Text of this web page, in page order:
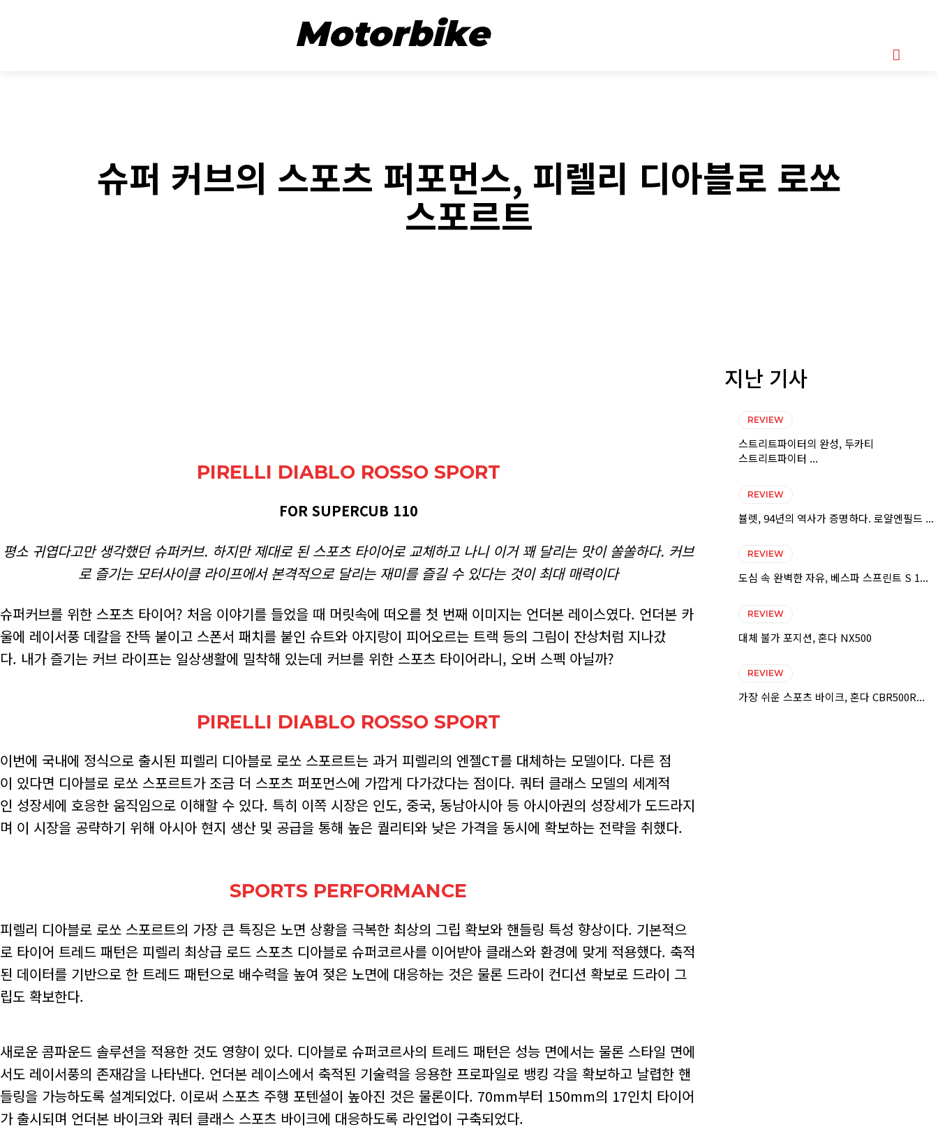
Motorbike
슈퍼 커브의 스포츠 퍼포먼스, 피렐리 디아블로 로쏘
스포르트
PIRELLI DIABLO ROSSO SPORT
FOR SUPERCUB 110
평소 귀엽다고만 생각했던 슈퍼커브. 하지만 제대로 된 스포츠 타이어로 교체하고 나니 이거 꽤 달리는 맛이 쏠쏠하다. 커브
로 즐기는 모터사이클 라이프에서 본격적으로 달리는 재미를 즐길 수 있다는 것이 최대 매력이다
슈퍼커브를 위한 스포츠 타이어? 처음 이야기를 들었을 때 머릿속에 떠오를 첫 번째 이미지는 언더본 레이스였다. 언더본 카
울에 레이서풍 데칼을 잔뜩 붙이고 스폰서 패치를 붙인 슈트와 아지랑이 피어오르는 트랙 등의 그림이 잔상처럼 지나갔
다. 내가 즐기는 커브 라이프는 일상생활에 밀착해 있는데 커브를 위한 스포츠 타이어라니, 오버 스펙 아닐까?
PIRELLI DIABLO ROSSO SPORT
이번에 국내에 정식으로 출시된 피렐리 디아블로 로쏘 스포르트는 과거 피렐리의 엔젤CT를 대체하는 모델이다. 다른 점
이 있다면 디아블로 로쏘 스포르트가 조금 더 스포츠 퍼포먼스에 가깝게 다가갔다는 점이다. 쿼터 클래스 모델의 세계적
인 성장세에 호응한 움직임으로 이해할 수 있다. 특히 이쪽 시장은 인도, 중국, 동남아시아 등 아시아권의 성장세가 도드라지
며 이 시장을 공략하기 위해 아시아 현지 생산 및 공급을 통해 높은 퀄리티와 낮은 가격을 동시에 확보하는 전략을 취했다.
SPORTS PERFORMANCE
피렐리 디아블로 로쏘 스포르트의 가장 큰 특징은 노면 상황을 극복한 최상의 그립 확보와 핸들링 특성 향상이다. 기본적으
로 타이어 트레드 패턴은 피렐리 최상급 로드 스포츠 디아블로 슈퍼코르사를 이어받아 클래스와 환경에 맞게 적용했다. 축적
된 데이터를 기반으로 한 트레드 패턴으로 배수력을 높여 젖은 노면에 대응하는 것은 물론 드라이 컨디션 확보로 드라이 그
립도 확보한다.
새로운 콤파운드 솔루션을 적용한 것도 영향이 있다. 디아블로 슈퍼코르사의 트레드 패턴은 성능 면에서는 물론 스타일 면에
서도 레이서풍의 존재감을 나타낸다. 언더본 레이스에서 축적된 기술력을 응용한 프로파일로 뱅킹 각을 확보하고 날렵한 핸
들링을 가능하도록 설계되었다. 이로써 스포츠 주행 포텐셜이 높아진 것은 물론이다. 70mm부터 150mm의 17인치 타이어
가 출시되며 언더본 바이크와 쿼터 클래스 스포츠 바이크에 대응하도록 라인업이 구축되었다.
지난 기사
REVIEW
스트리트파이터의 완성, 두카티
스트리트파이터 ...
REVIEW
뷸렛, 94년의 역사가 증명하다. 로얄엔필드 ...
REVIEW
도심 속 완벽한 자유, 베스파 스프린트 S 1...
REVIEW
대체 불가 포지션, 혼다 NX500
REVIEW
가장 쉬운 스포츠 바이크, 혼다 CBR500R...